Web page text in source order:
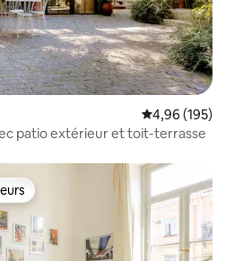
Note
4,96 (195)
patio extérieur et toit-terrasse
parmi les plus aimés